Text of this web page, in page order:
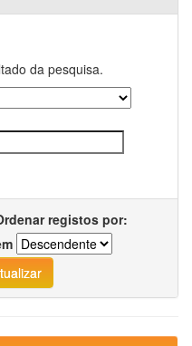
da pesquisa.
registos por: